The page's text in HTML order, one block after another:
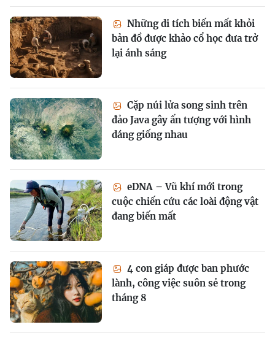
Những di tích biến mất khỏi
bản đồ được khảo cổ học đưa trở
lại ánh sáng
Cặp núi lửa song sinh trên
đảo Java gây ấn tượng với hình
dáng giống nhau
eDNA – Vũ khí mới trong
cuộc chiến cứu các loài động vật
đang biến mất
4 con giáp được ban phước
lành, công việc suôn sẻ trong
tháng 8